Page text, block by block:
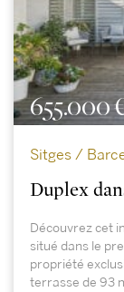
655.000
Sitges /
Duplex
Découvrez cet
situé dans le
propriété
terrasse de 93